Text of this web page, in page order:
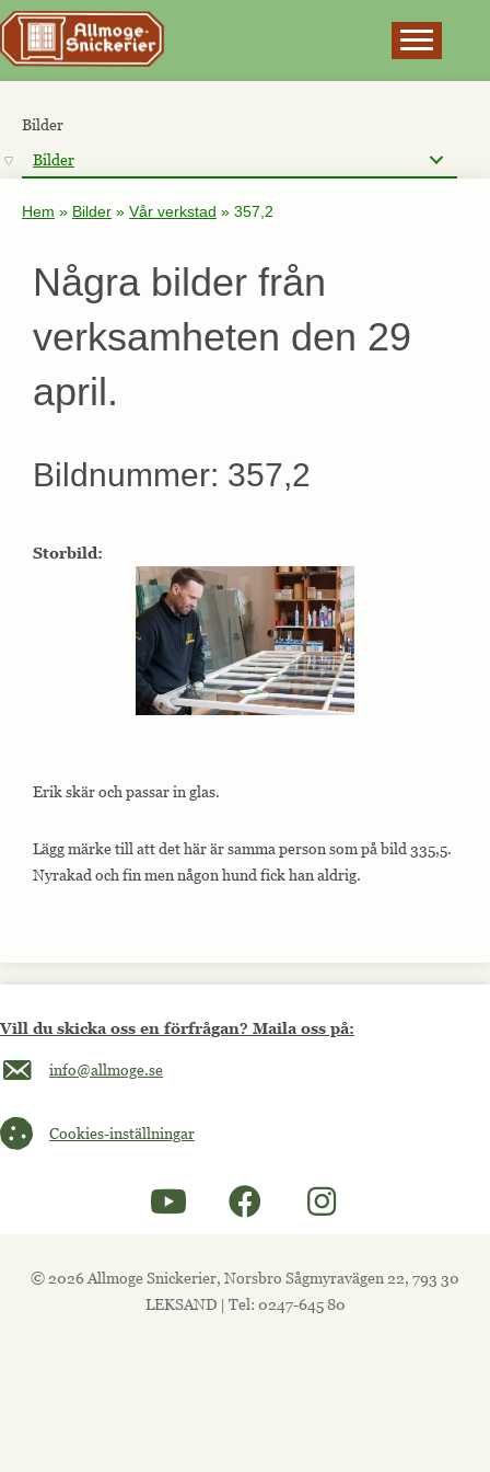
Bilder
Bilder
Hem » Bilder » Vår verkstad » 357,2
Några bilder från
verksamheten den 29
april.
Bildnummer: 357,2
Storbild:
Erik skär och passar in glas.
Lägg märke till att det här är samma person som på bild 335,5.
Nyrakad och fin men någon hund fick han aldrig.
Vill du skicka oss en förfrågan? Maila oss på:
Maila oss på info@allmoge.se
info@allmoge.se
Cookies-inställningar
Cookies-inställningar
© 2026 Allmoge Snickerier, Norsbro Sågmyravägen 22, 793 30
LEKSAND | Tel: 0247-645 80